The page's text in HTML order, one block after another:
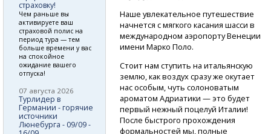
Наше увлекательное путешествие
начнется с мягкого касания шасси в
международном аэропорту Венеции
имени Марко Поло.
Стоит нам ступить на итальянскую
землю, как воздух сразу же окутает
нас особым, чуть солоноватым
ароматом Адриатики — это будет
первый нежный поцелуй Италии!
После быстрого прохождения
формальностей мы, полные
страховку!
Чем раньше вы
активируете ваш
страховой полис на
период тура — тем
больше времени у вас
на спокойное
ожидание вашего
отпуска!
07 августа 2026
Турлидер в
Германии - горячие
источники
Люнебурга - 09/09 -